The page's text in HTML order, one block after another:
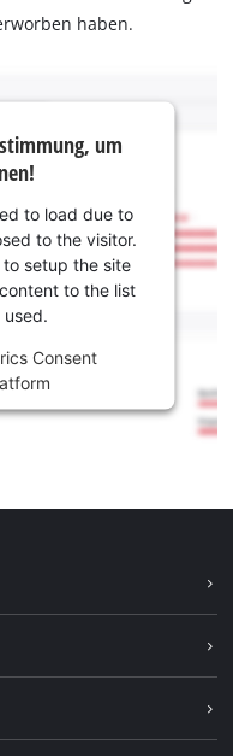
haben.
um
to load due to
to the visitor.
setup the site
to the list
Consent